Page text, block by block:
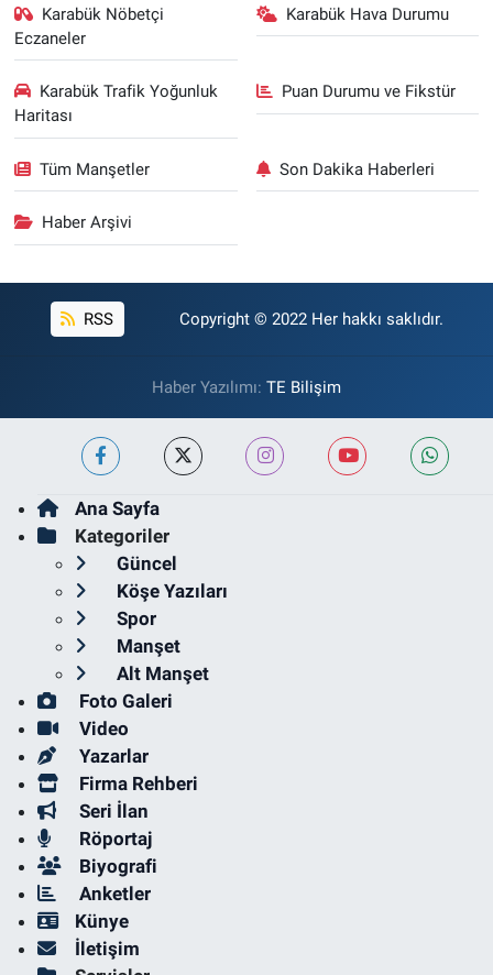
Karabük Nöbetçi
Eczaneler
Karabük Hava Durumu
Karabük Trafik Yoğunluk
Haritası
Puan Durumu ve Fikstür
Tüm Manşetler Son Dakika Haberleri
Haber Arşivi
RSS Copyright © 2022 Her hakkı saklıdır.
Haber Yazılımı: TE Bilişim
Ana Sayfa
Kategoriler
Güncel
Köşe Yazıları
Spor
Manşet
Alt Manşet
Foto Galeri
Video
Yazarlar
Firma Rehberi
Seri İlan
Röportaj
Biyografi
Anketler
Künye
İletişim